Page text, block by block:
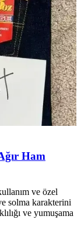
Ham
ve özel
solma karakterini
ve yumuşama